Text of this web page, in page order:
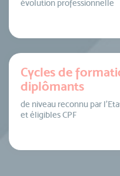
évolution professionnelle
Cycles de
diplômants
de niveau reconnu par
et éligibles CPF